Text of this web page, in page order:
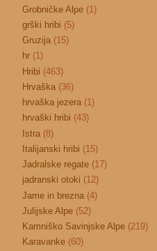
Grobničke Alpe (1)
grški hribi (5)
Gruzija (15)
hr (1)
Hribi (463)
Hrvaška (36)
hrvaška jezera (1)
hrvaški hribi (43)
Istra (8)
Italijanski hribi (15)
Jadralske regate (17)
jadranski otoki (12)
Jame in brezna (4)
Julijske Alpe (52)
Kamniško Savinjske Alpe (219)
Karavanke (60)